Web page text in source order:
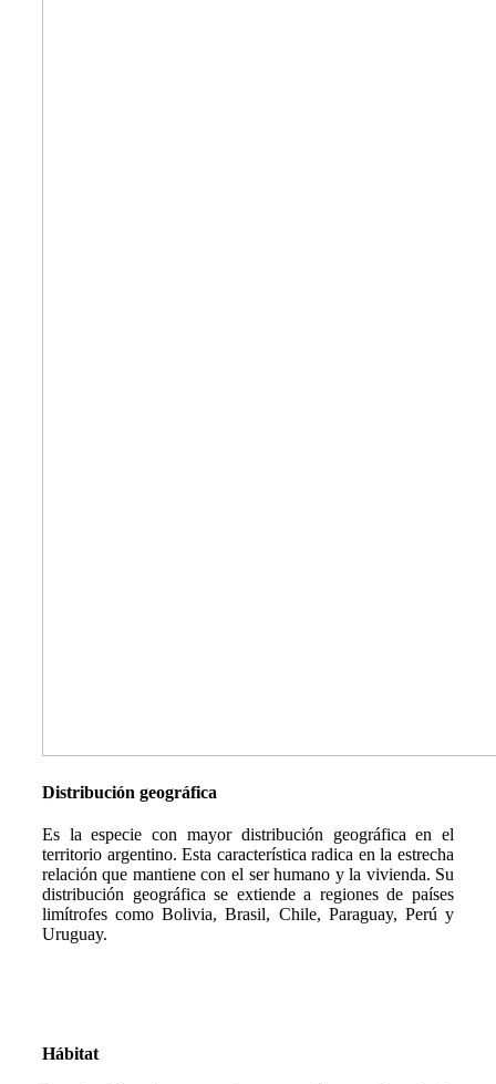
Distribución geográfica
Es la especie con mayor distribución geográfica en el
territorio argentino. Esta característica radica en la estrecha
relación que mantiene con el ser humano y la vivienda. Su
distribución geográfica se extiende a regiones de países
limítrofes como Bolivia, Brasil, Chile, Paraguay, Perú y
Uruguay.
Hábitat